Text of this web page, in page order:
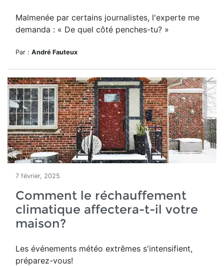
Malmenée par certains journalistes, l'experte me
demanda : « De quel côté penches-tu? »
Par : André Fauteux
7 février, 2025
Comment le réchauffement
climatique affectera-t-il votre
maison?
Les événements météo extrêmes s'intensifient,
préparez-vous!